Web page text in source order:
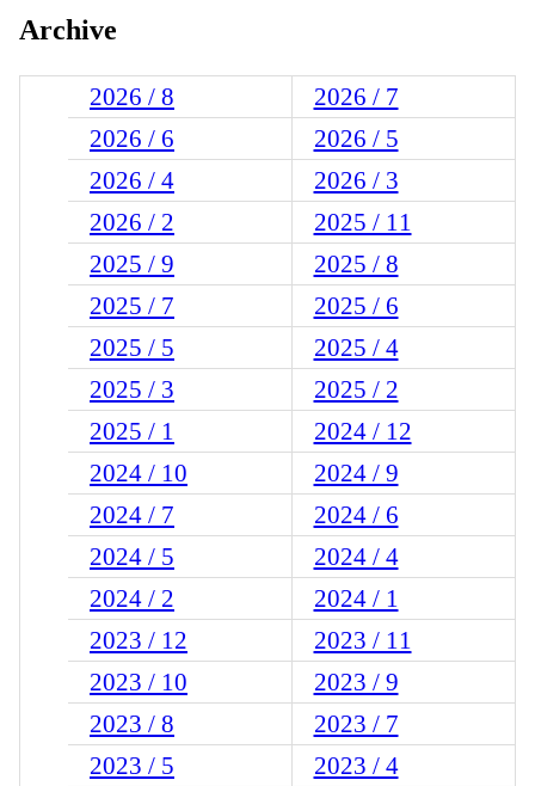
Archive
2026 / 8
2026 / 7
2026 / 6
2026 / 5
2026 / 4
2026 / 3
2026 / 2
2025 / 11
2025 / 9
2025 / 8
2025 / 7
2025 / 6
2025 / 5
2025 / 4
2025 / 3
2025 / 2
2025 / 1
2024 / 12
2024 / 10
2024 / 9
2024 / 7
2024 / 6
2024 / 5
2024 / 4
2024 / 2
2024 / 1
2023 / 12
2023 / 11
2023 / 10
2023 / 9
2023 / 8
2023 / 7
2023 / 5
2023 / 4